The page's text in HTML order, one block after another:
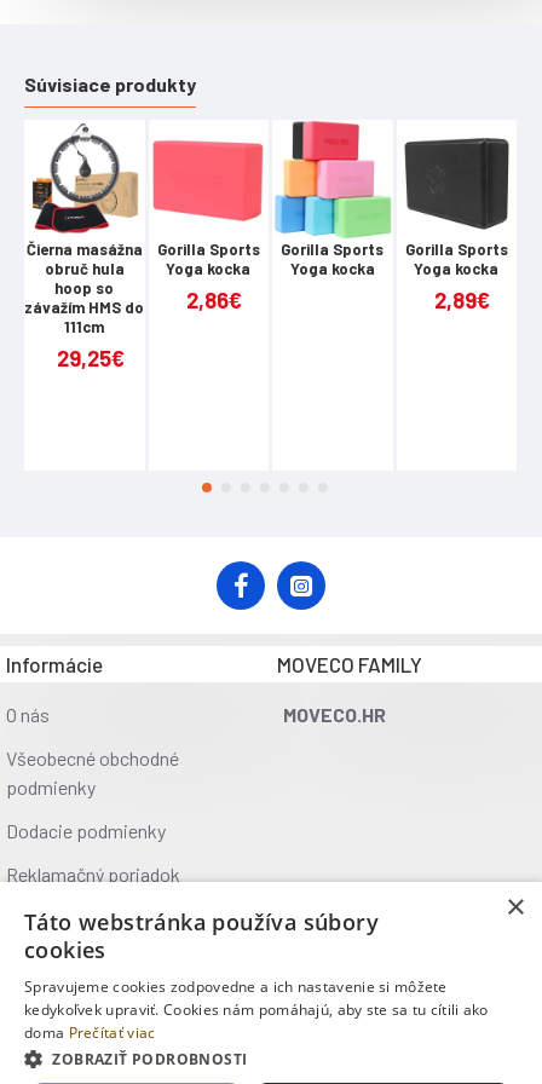
Súvisiace produkty
Čierna masážna
obruč hula
hoop so
závažím HMS do
111cm
29,25€
Gorilla Sports
Yoga kocka
2,86€
Gorilla Sports
Yoga kocka
Gorilla Sports
Yoga kocka
2,89€
Informácie
O nás
Všeobecné obchodné
podmienky
Dodacie podmienky
Reklamačný poriadok
Ochrana údajov
Kontakt
Kde nás nájdete
MOVECO FAMILY
MOVECO.HR
Copyright © 2025, MOVECO s.r.o., Všetky práva vyhradené
×
Táto webstránka používa súbory
cookies
Spravujeme cookies zodpovedne a ich nastavenie si môžete
kedykoľvek upraviť. Cookies nám pomáhajú, aby ste sa tu cítili ako
doma Prečítať viac
ZOBRAZIŤ PODROBNOSTI